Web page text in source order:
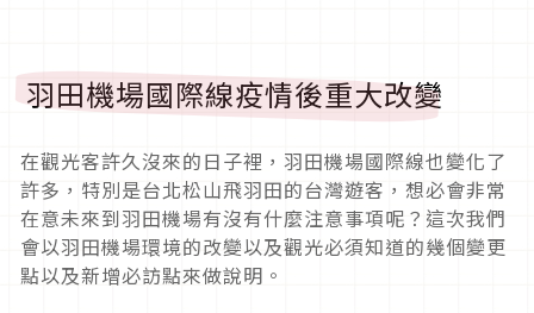
羽田機場國際線疫情後重大改變
在觀光客許久沒來的日子裡，羽田機場國際線也變化了
許多，特別是台北松山飛羽田的台灣遊客，想必會非常
在意未來到羽田機場有沒有什麼注意事項呢？這次我們
會以羽田機場環境的改變以及觀光必須知道的幾個變更
點以及新增必訪點來做說明。